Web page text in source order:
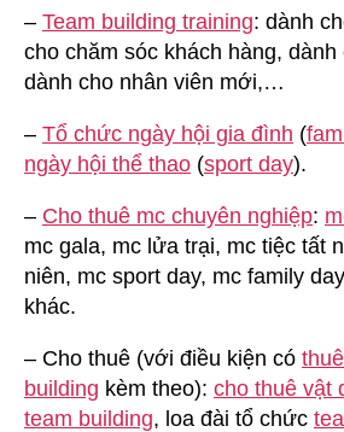
– Team building training: dành
cho chăm sóc khách hàng, dành
dành cho nhân viên mới,…
– Tổ chức ngày hội gia đình (
ngày hội thể thao (sport day).
– Cho thuê mc chuyên nghiệp:
mc gala, mc lửa trại, mc tiệc tất
niên, mc sport day, mc family
khác.
– Cho thuê (với điều kiện có
building kèm theo): cho thuê vật
team building, loa đài tổ chức